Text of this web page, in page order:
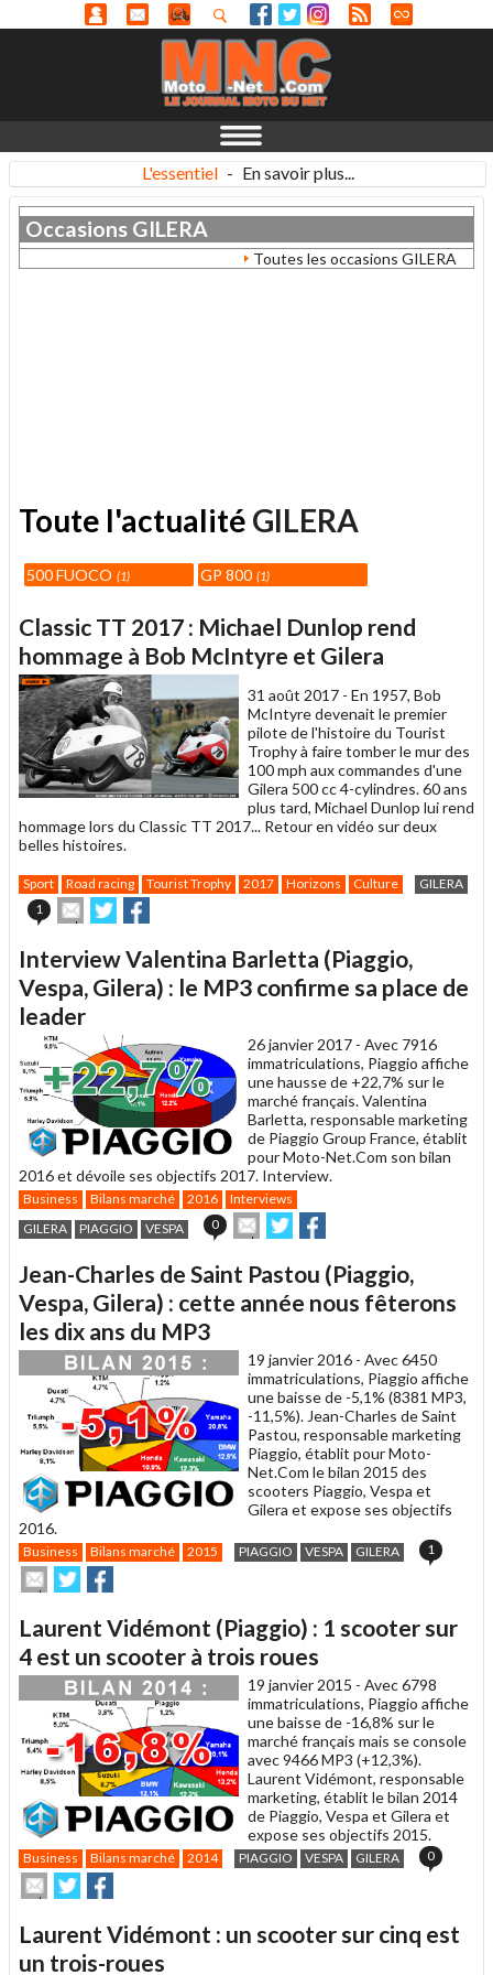
L'essentiel - En savoir plus...
Occasions GILERA
Toutes les occasions GILERA
Toute l'actualité GILERA
500 FUOCO 1 GP 800 1
Classic TT 2017 : Michael Dunlop rend
hommage à Bob McIntyre et Gilera
31 août 2017 - En 1957, Bob
McIntyre devenait le premier
pilote de l'histoire du Tourist
Trophy à faire tomber le mur des
100 mph aux commandes d'une
Gilera 500 cc 4-cylindres. 60 ans
plus tard, Michael Dunlop lui rend
hommage lors du Classic TT 2017... Retour en vidéo sur deux
belles histoires.
Sport Road racing Tourist Trophy 2017 Horizons Culture
GILERA
1
Envoyer
cet
à
un
ami
Partager
sur sur
Interview Valentina Barletta (Piaggio,
Vespa, Gilera) : le MP3 confirme sa place de
leader
26 janvier 2017 - Avec 7916
immatriculations, Piaggio affiche
une hausse de +22,7% sur le
marché français. Valentina
Barletta, responsable marketing
de Piaggio Group France, établit
pour Moto-Net.Com son bilan
2016 et dévoile ses objectifs 2017. Interview.
Business Bilans marché 2016
Interviews
GILERA
PIAGGIO VESPA 0
Envoyer
cet
à
un
ami
Partager
sur sur
Jean-Charles de Saint Pastou (Piaggio,
Vespa, Gilera) : cette année nous fêterons
les dix ans du MP3
19 janvier 2016 - Avec 6450
immatriculations, Piaggio affiche
une baisse de -5,1% (8381 MP3,
-11,5%). Jean-Charles de Saint
Pastou, responsable marketing
Piaggio, établit pour Moto-
Net.Com le bilan 2015 des
scooters Piaggio, Vespa et
Gilera et expose ses objectifs
2016.
Business Bilans marché 2015 PIAGGIO VESPA GILERA 1
Envoyer
cet
à
un
ami
Partager
sur
sur
Laurent Vidémont (Piaggio) : 1 scooter sur
4 est un scooter à trois roues
19 janvier 2015 - Avec 6798
immatriculations, Piaggio affiche
une baisse de -16,8% sur le
marché français mais se console
avec 9466 MP3 (+12,3%).
Laurent Vidémont, responsable
marketing, établit le bilan 2014
de Piaggio, Vespa et Gilera et
expose ses objectifs 2015.
Business Bilans marché 2014 PIAGGIO VESPA GILERA 0
Envoyer
cet
à
un
Partager
sur
sur
Laurent Vidémont : un scooter sur cinq est
un trois-roues